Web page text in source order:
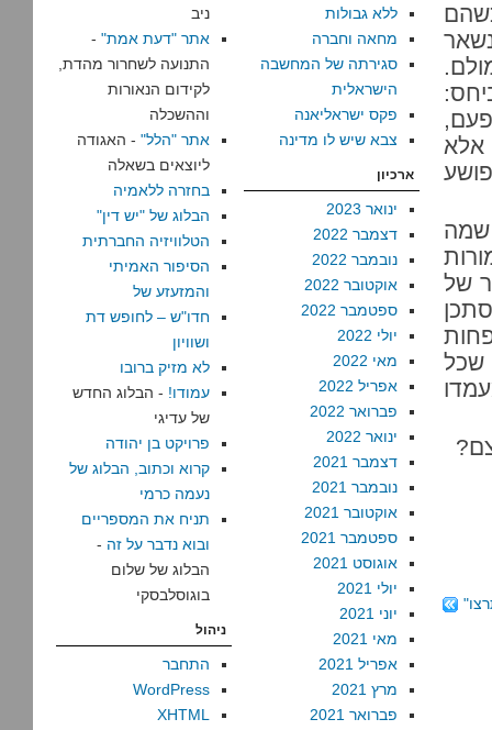
אלא
שמה
של
שכל
ללא גבולות
מחאה וחברה
סגירתה של המחשבה
הישראלית
פקס ישראליאנה
צבא שיש לו מדינה
ארכיון
ינואר 2023
דצמבר 2022
נובמבר 2022
אוקטובר 2022
ספטמבר 2022
יולי 2022
מאי 2022
אפריל 2022
פברואר 2022
ינואר 2022
דצמבר 2021
נובמבר 2021
אוקטובר 2021
ספטמבר 2021
אוגוסט 2021
יולי 2021
יוני 2021
מאי 2021
אפריל 2021
מרץ 2021
פברואר 2021
ניב
אתר "דעת אמת" -
התנועה לשחרור מהדת,
לקידום הנאורות
וההשכלה
אתר "הלל" - האגודה
ליוצאים בשאלה
בחזרה ללאמיה
הבלוג של "יש דין"
הטלוויזיה החברתית
הסיפור האמיתי
והמזעזע של
חדו"ש – לחופש דת
ושוויון
לא מזיק ברובו
עמודו! - הבלוג החדש
של עדיגי
פרויקט בן יהודה
קרוא וכתוב, הבלוג של
נעמה כרמי
תניח את המספריים
ובוא נדבר על זה -
הבלוג של שלום
בוגוסלבסקי
ניהול
התחבר
WordPress
XHTML